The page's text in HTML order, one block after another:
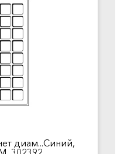
диам...Синий,